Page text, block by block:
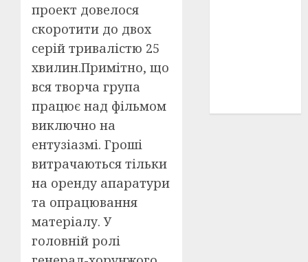
проект довелося
скоротити до двох
серій тривалістю 25
хвилин.Примітно, що
вся творча група
працює над фільмом
виключно на
ентузіазмі. Гроші
витрачаються тільки
на оренду апаратури
та опрацювання
матеріалу. У
головній ролі